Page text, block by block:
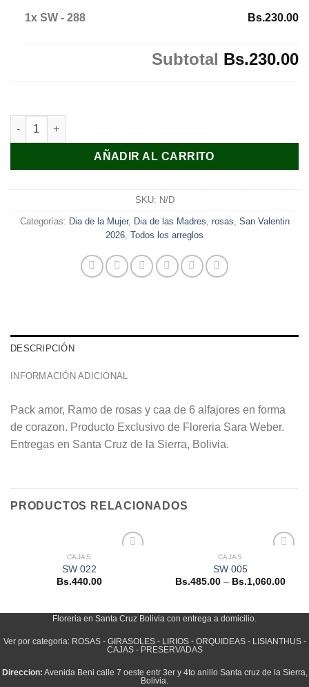
1x SW - 288 Bs.230.00
Subtotal Bs.230.00
SW - 288 cantidad
AÑADIR AL CARRITO
SKU: N/D
Categorías: Dia de la Mujer, Dia de las Madres, rosas, San Valentin
2026, Todos los arreglos
DESCRIPCIÓN
INFORMACIÓN ADICIONAL
Pack amor, Ramo de rosas y caa de 6 alfajores en forma
de corazon. Producto Exclusivo de Floreria Sara Weber.
Entregas en Santa Cruz de la Sierra, Bolivia.
PRODUCTOS RELACIONADOS
CAJAS
SW 022
Bs.440.00
lista de
CAJAS
SW 005
Bs.485.00– Bs.1,060.00
Floreria en Santa Cruz Bolivia con entrega a domicilio.
Ver por categoria: ROSAS - GIRASOLES- LIRIOS- ORQUIDEAS- LISIANTHUS-
CAJAS- PRESERVADAS
Direccion: Avenida Beni calle 7 oeste entr 3er y 4to anillo Santa cruz de la Sierra,
Bolivia.